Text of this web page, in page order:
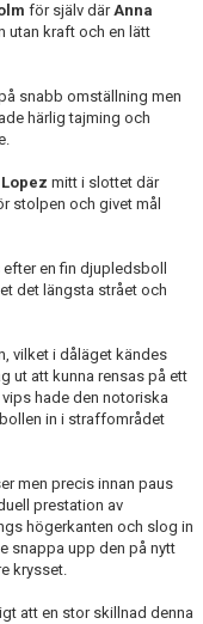
för själv därAnna
utan kraft och en lätt
snabb omställning men
härlig tajming och
Lopez mitt i slottet där
stolpen och givet mål
en fin djupledsboll
det längsta strået och
vilket i dåläget kändes
ut att kunna rensas på ett
vips hade den notoriska
in i straffområdet
men precis innan paus
prestation av
högerkanten och slog in
snappa upp den på nytt
krysset.
att en stor skillnad denna